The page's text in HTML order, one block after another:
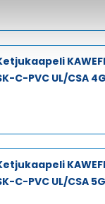
C-PVC UL/CSA
C-PVC UL/CSA